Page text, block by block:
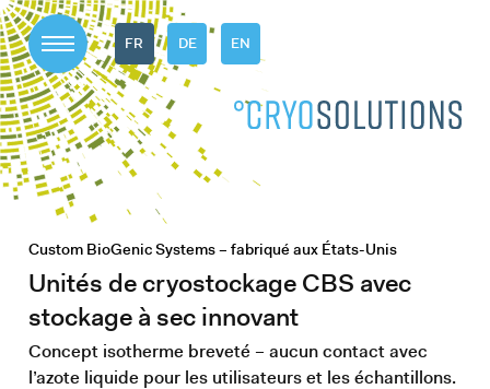
FR DE EN
Custom BioGenic Systems – fabriqué aux États-Unis
Unités de cryostockage CBS avec
stockage à sec innovant
Concept isotherme breveté – aucun contact avec
l’azote liquide pour les utilisateurs et les échantillons.